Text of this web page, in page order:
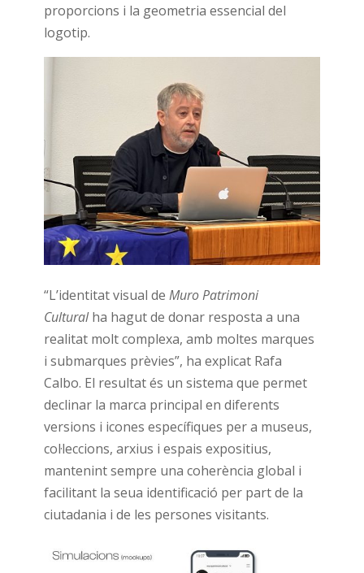
proporcions i la geometria essencial del
logotip.
“L’identitat visual de Muro Patrimoni
Culturalha hagut de donar resposta a una
realitat molt complexa, amb moltes marques
i submarques prèvies”, ha explicat Rafa
Calbo. El resultat és un sistema que permet
declinar la marca principal en diferents
versions i icones específiques per a museus,
col·leccions, arxius i espais expositius,
mantenint sempre una coherència global i
facilitant la seua identificació per part de la
ciutadania i de les persones visitants.